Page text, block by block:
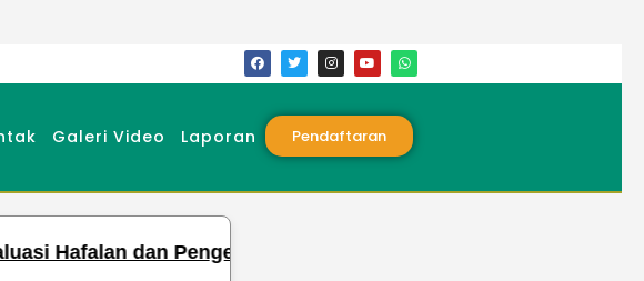
Galeri Video Laporan Pendaftaran
Santri Syiarkan Ilmu Qira’at, Pesantren Tahfidz